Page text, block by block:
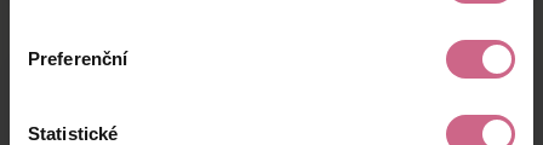
Preferenční
Statistické